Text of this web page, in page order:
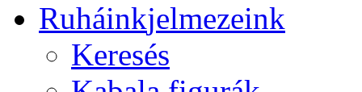
Ruháinkjelmezeink
Keresés